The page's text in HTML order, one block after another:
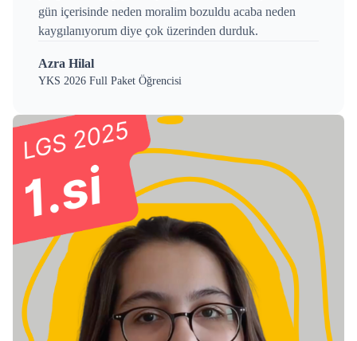
gün içerisinde neden moralim bozuldu acaba neden
kaygılanıyorum diye çok üzerinden durduk.
Azra Hilal
YKS 2026 Full Paket Öğrencisi